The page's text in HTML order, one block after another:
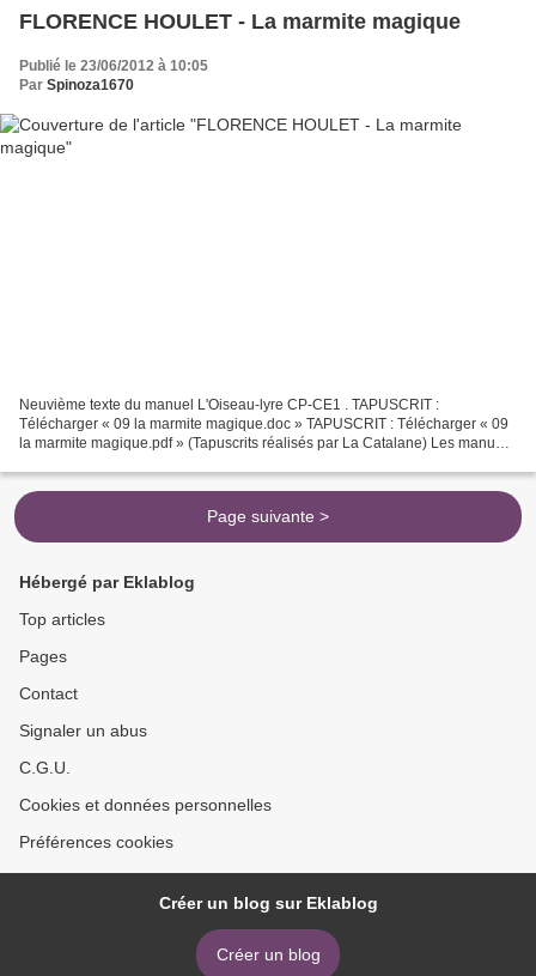
FLORENCE HOULET - La marmite magique
Publié le 23/06/2012 à 10:05
Par Spinoza1670
Neuvième texte du manuel L'Oiseau-lyre CP-CE1 . TAPUSCRIT :
Télécharger « 09 la marmite magique.doc » TAPUSCRIT : Télécharger « 09
la marmite magique.pdf » (Tapuscrits réalisés par La Catalane) Les manuels
Page suivante >
Hébergé par Eklablog
Top articles
Pages
Contact
Signaler un abus
C.G.U.
Cookies et données personnelles
Préférences cookies
Créer un blog sur Eklablog
Créer un blog